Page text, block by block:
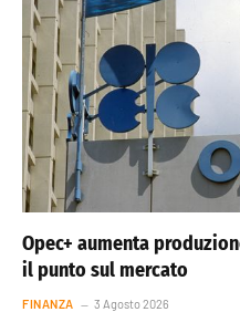
Opec+ aumenta
il punto sul mercato
FINANZA 3 Agosto 2026